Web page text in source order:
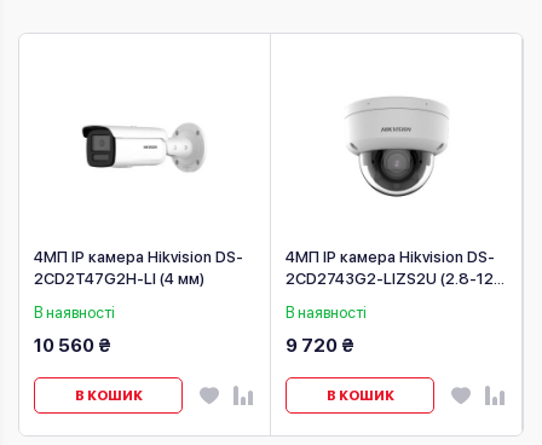
4МП IP камера Hikvision DS-
2CD2T47G2H-LI (4 мм)
В наявності
10 560 ₴
В КОШИК
4МП IP камера Hikvision DS-
2CD2743G2-LIZS2U (2.8-12
В наявності
9 720 ₴
В КОШИК